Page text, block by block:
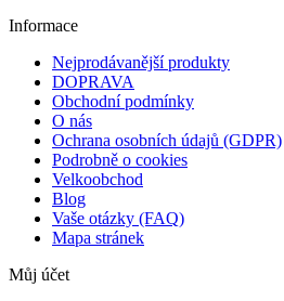
Informace
Nejprodávanější produkty
DOPRAVA
Obchodní podmínky
O nás
Ochrana osobních údajů (GDPR)
Podrobně o cookies
Velkoobchod
Blog
Vaše otázky (FAQ)
Mapa stránek
Můj účet